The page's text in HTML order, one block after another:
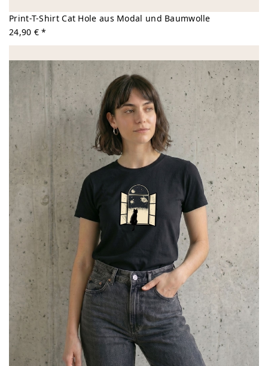
Print-T-Shirt Cat Hole aus Modal und Baumwolle
24,90 € *